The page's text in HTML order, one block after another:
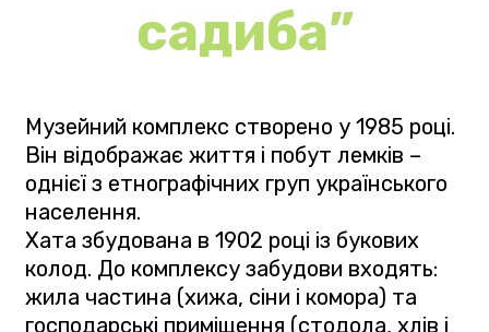
садиба”
Музейний комплекс створено у 1985 році.
Він відображає життя і побут лемків –
однієї з етнографічних груп українського
населення.
Хата збудована в 1902 році із букових
колод. До комплексу забудови входять:
жила частина (хижа, сіни і комора) та
господарські приміщення (стодола, хлів і